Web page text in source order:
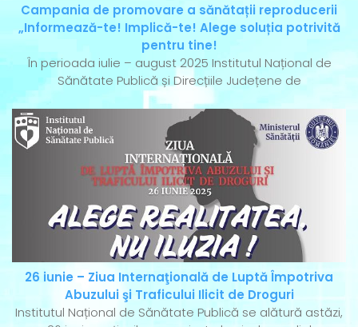
Campania de promovare a sănătații reproducerii
„Informează-te! Implică-te! Alege soluția potrivită
pentru tine!
În perioada iulie – august 2025 Institutul Național de
Sănătate Publică și Direcțiile Județene de
26 iunie – Ziua Internaţională de Luptă Împotriva
Abuzului şi Traficului Ilicit de Droguri
Institutul Național de Sănătate Publică se alătură astăzi,